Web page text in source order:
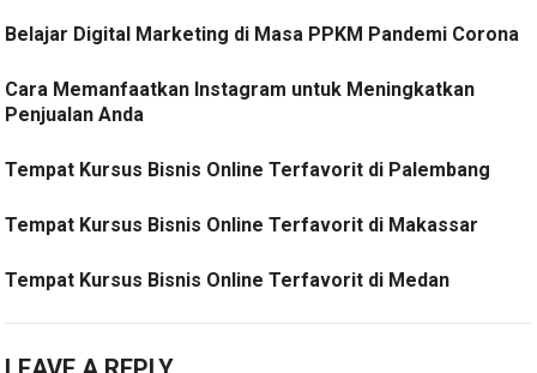
Belajar Digital Marketing di Masa PPKM Pandemi Corona
Cara Memanfaatkan Instagram untuk Meningkatkan
Penjualan Anda
Tempat Kursus Bisnis Online Terfavorit di Palembang
Tempat Kursus Bisnis Online Terfavorit di Makassar
Tempat Kursus Bisnis Online Terfavorit di Medan